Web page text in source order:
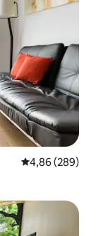
4,86 av 5 i
4,86 (289)